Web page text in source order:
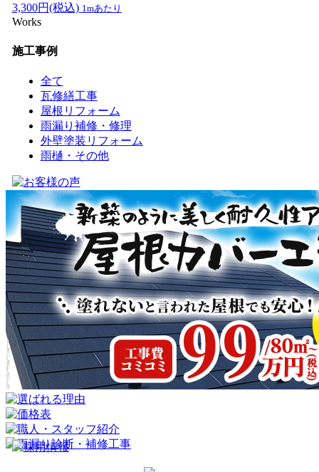
3,300円(税込) 1mあたり
Works
施工事例
全て
瓦修繕工事
屋根リフォーム
雨漏り補修・修理
外壁塗装リフォーム
雨樋・その他